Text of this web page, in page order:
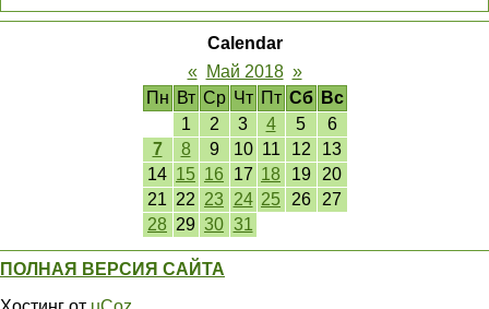
Calendar
«
Май 2018 »
Пн Вт Ср Чт Пт Сб
Вс
1
2 3 4 5
6
7
8 9 10 11 12
13
14 15 16 17 18 19
20
21 22 23 24 25 26
27
28 29 30 31
ПОЛНАЯ ВЕРСИЯ САЙТА